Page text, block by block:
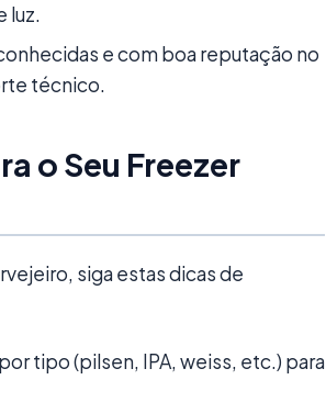
luz.
e com boa reputação no
técnico.
o Seu Freezer
siga estas dicas de
tipo (pilsen, IPA, weiss, etc.) para